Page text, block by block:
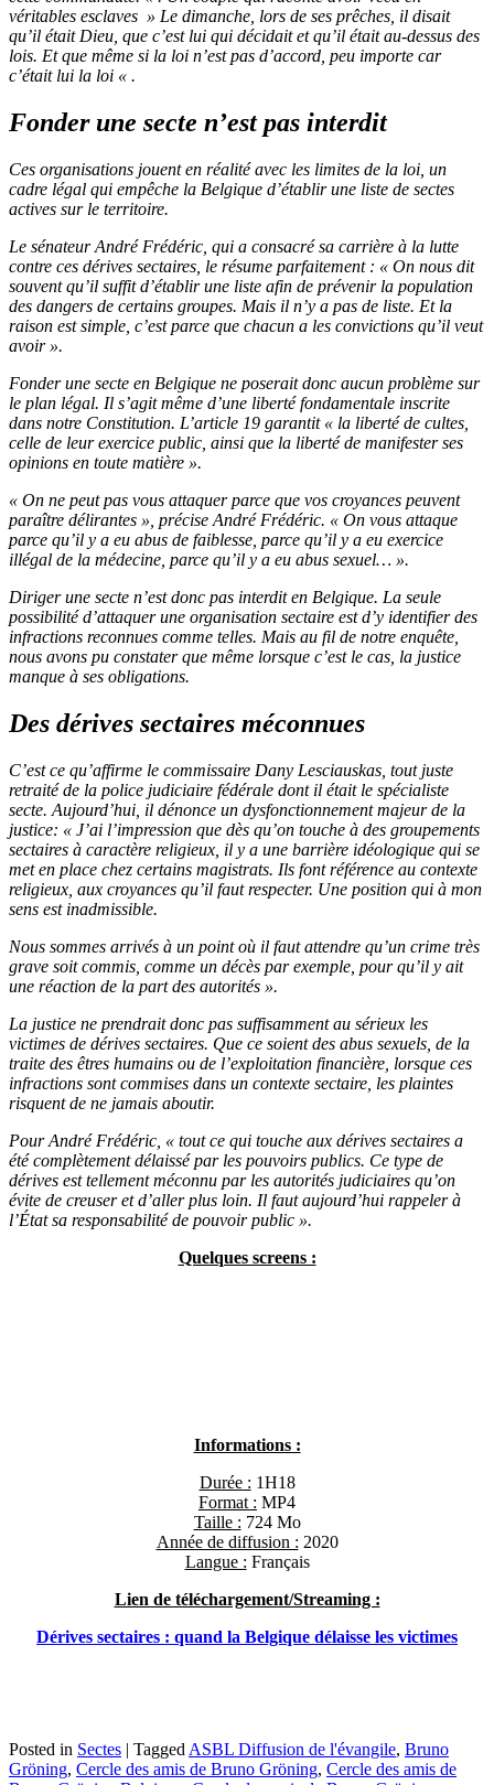
véritables esclaves » Le dimanche, lors de ses prêches, il disait
qu’il était Dieu, que c’est lui qui décidait et qu’il était au-dessus des
lois. Et que même si la loi n’est pas d’accord, peu importe car
c’était lui la loi « .
Fonder une secte n’est pas interdit
Ces organisations jouent en réalité avec les limites de la loi, un
cadre légal qui empêche la Belgique d’établir une liste de sectes
actives sur le territoire.
Le sénateur André Frédéric, qui a consacré sa carrière à la lutte
contre ces dérives sectaires, le résume parfaitement : « On nous dit
souvent qu’il suffit d’établir une liste afin de prévenir la population
des dangers de certains groupes. Mais il n’y a pas de liste. Et la
raison est simple, c’est parce que chacun a les convictions qu’il veut
avoir ».
Fonder une secte en Belgique ne poserait donc aucun problème sur
le plan légal. Il s’agit même d’une liberté fondamentale inscrite
dans notre Constitution. L’article 19 garantit « la liberté de cultes,
celle de leur exercice public, ainsi que la liberté de manifester ses
opinions en toute matière ».
« On ne peut pas vous attaquer parce que vos croyances peuvent
paraître délirantes », précise André Frédéric. « On vous attaque
parce qu’il y a eu abus de faiblesse, parce qu’il y a eu exercice
illégal de la médecine, parce qu’il y a eu abus sexuel… ».
Diriger une secte n’est donc pas interdit en Belgique. La seule
possibilité d’attaquer une organisation sectaire est d’y identifier des
infractions reconnues comme telles. Mais au fil de notre enquête,
nous avons pu constater que même lorsque c’est le cas, la justice
manque à ses obligations.
Des dérives sectaires méconnues
C’est ce qu’affirme le commissaire Dany Lesciauskas, tout juste
retraité de la police judiciaire fédérale dont il était le spécialiste
secte. Aujourd’hui, il dénonce un dysfonctionnement majeur de la
justice: « J’ai l’impression que dès qu’on touche à des groupements
sectaires à caractère religieux, il y a une barrière idéologique qui se
met en place chez certains magistrats. Ils font référence au contexte
religieux, aux croyances qu’il faut respecter. Une position qui à mon
sens est inadmissible.
Nous sommes arrivés à un point où il faut attendre qu’un crime très
grave soit commis, comme un décès par exemple, pour qu’il y ait
une réaction de la part des autorités ».
La justice ne prendrait donc pas suffisamment au sérieux les
victimes de dérives sectaires. Que ce soient des abus sexuels, de la
traite des êtres humains ou de l’exploitation financière, lorsque ces
infractions sont commises dans un contexte sectaire, les plaintes
risquent de ne jamais aboutir.
Pour André Frédéric, « tout ce qui touche aux dérives sectaires a
été complètement délaissé par les pouvoirs publics. Ce type de
dérives est tellement méconnu par les autorités judiciaires qu’on
évite de creuser et d’aller plus loin. Il faut aujourd’hui rappeler à
l’État sa responsabilité de pouvoir public ».
Quelques screens :
Informations :
Durée : 1H18
Format : MP4
Taille : 724 Mo
Année de diffusion : 2020
Langue : Français
Lien de téléchargement/Streaming :
Dérives sectaires : quand la Belgique délaisse les victimes
Posted in Sectes | Tagged ASBL Diffusion de l'évangile, Bruno
Gröning, Cercle des amis de Bruno Gröning, Cercle des amis de